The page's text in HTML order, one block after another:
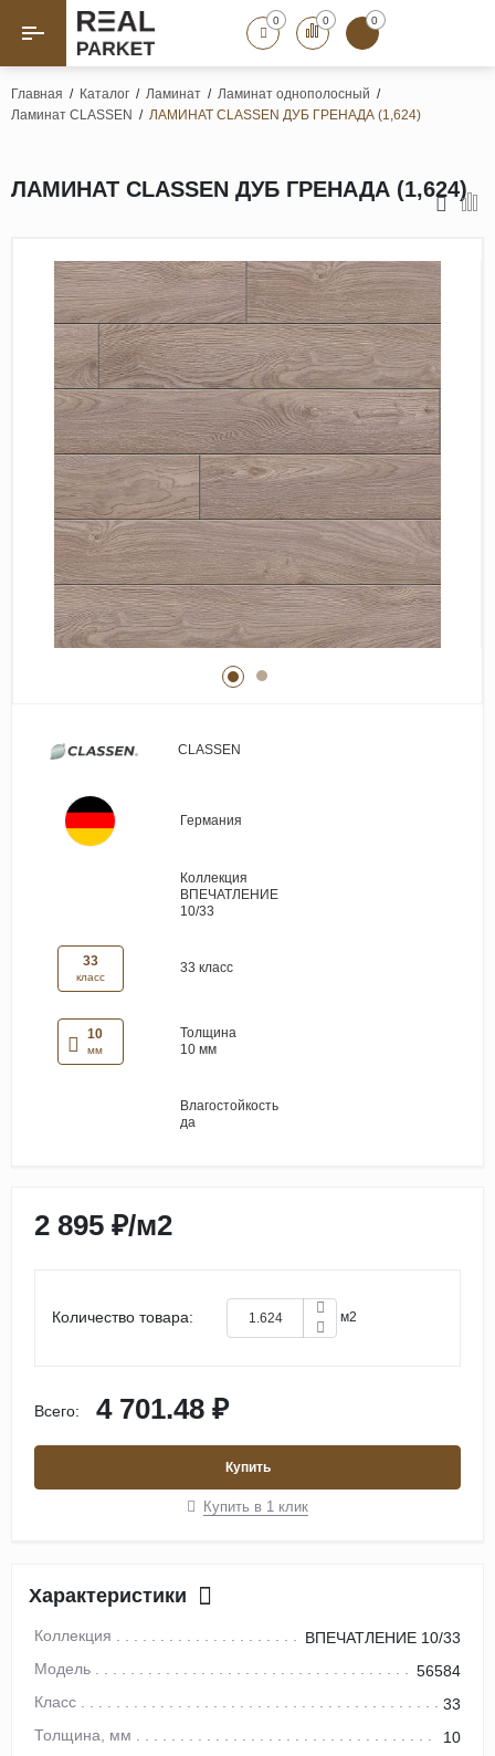
Назад Назад
Штучный паркет
Массивная доска
Инженерная доска
Паркетная доска
Полы для ванных комнат
Террасная доска
Пробковые покрытия
Ламинат
Виниловые покрытия
Стеновые панели
Лепнина
Клеевая продукция
Паркетные лаки и масла
0 0 0
Главная / Каталог / Ламинат / Ламинат однополосный /
Ламинат CLASSEN / ЛАМИНАТ CLASSEN ДУБ ГРЕНАДА (1,624)
ЛАМИНАТ CLASSEN ДУБ ГРЕНАДА (1,624)
CLASSEN
Германия
Коллекция
ВПЕЧАТЛЕНИЕ
10/33
33
класс
33 класс
10
мм
Толщина
10 мм
Влагостойкость
да
2 895 ₽/м2
Количество товара: м2
Всего: 4 701.48 ₽
Купить
Купить в 1 клик
Характеристики
Коллекция
ВПЕЧАТЛЕНИЕ 10/33
Модель
56584
Класс
33
Толщина, мм
10